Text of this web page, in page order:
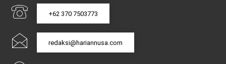
+62 370 7503773
redaksi@hariannusa.com